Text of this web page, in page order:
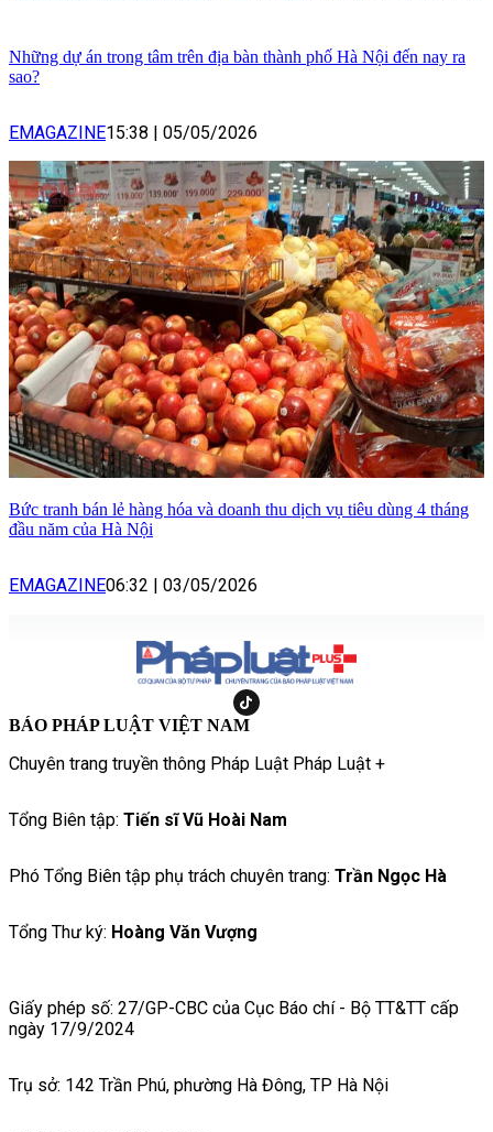
Những dự án trong tâm trên địa bàn thành phố Hà Nội đến nay ra
sao?
EMAGAZINE15:38 | 05/05/2026
Bức tranh bán lẻ hàng hóa và doanh thu dịch vụ tiêu dùng 4 tháng
đầu năm của Hà Nội
EMAGAZINE06:32 | 03/05/2026
BÁO PHÁP LUẬT VIỆT NAM
Chuyên trang truyền thông Pháp Luật Pháp Luật +
Tổng Biên tập: Tiến sĩ Vũ Hoài Nam
Phó Tổng Biên tập phụ trách chuyên trang: Trần Ngọc Hà
Tổng Thư ký: Hoàng Văn Vượng
Giấy phép số: 27/GP-CBC của Cục Báo chí - Bộ TT&TT cấp
ngày 17/9/2024
Trụ sở: 142 Trần Phú, phường Hà Đông, TP Hà Nội